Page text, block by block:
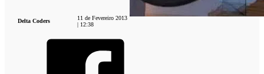
Delta Coders
11 de Fevereiro 2013
| 12:38